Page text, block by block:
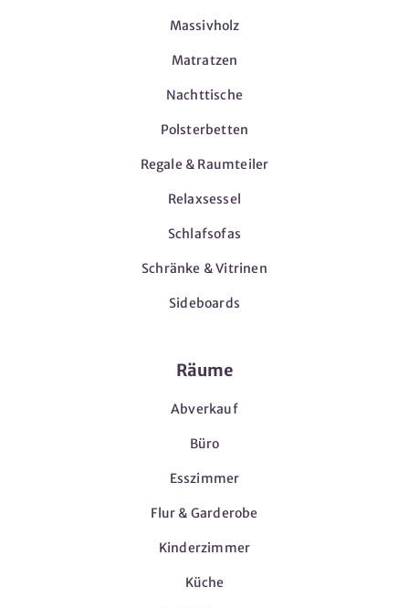
Massivholz
Matratzen
Nachttische
Polsterbetten
Regale & Raumteiler
Relaxsessel
Schlafsofas
Schränke & Vitrinen
Sideboards
Räume
Abverkauf
Büro
Esszimmer
Flur & Garderobe
Kinderzimmer
Küche